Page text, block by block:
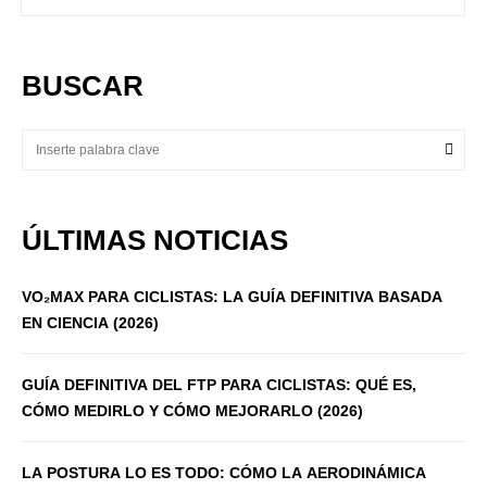
BUSCAR
ÚLTIMAS NOTICIAS
VO₂MAX PARA CICLISTAS: LA GUÍA DEFINITIVA BASADA
EN CIENCIA (2026)
GUÍA DEFINITIVA DEL FTP PARA CICLISTAS: QUÉ ES,
CÓMO MEDIRLO Y CÓMO MEJORARLO (2026)
LA POSTURA LO ES TODO: CÓMO LA AERODINÁMICA